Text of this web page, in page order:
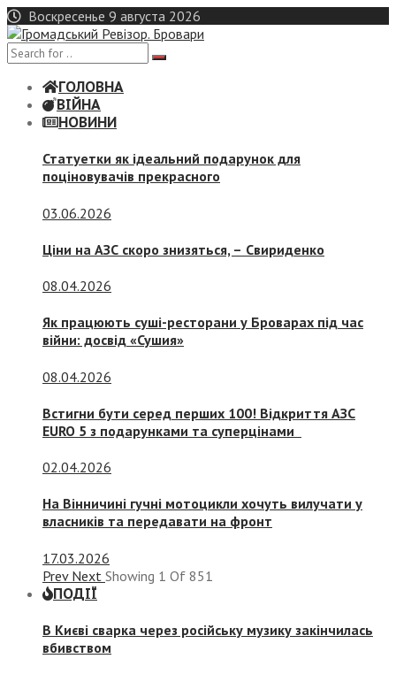
Skip
to
content
Воскресенье 9 августа 2026
ГОЛОВНА
ВІЙНА
НОВИНИ
Статуетки як ідеальний подарунок для
поціновувачів прекрасного
03.06.2026
Ціни на АЗС скоро знизяться, – Свириденко
08.04.2026
Як працюють суші-ресторани у Броварах під час
війни: досвід «Сушия»
08.04.2026
Встигни бути серед перших 100! Відкриття АЗС
EURO 5 з подарунками та суперцінами
02.04.2026
На Вінничині гучні мотоцикли хочуть вилучати у
власників та передавати на фронт
17.03.2026
Prev Next Showing 1 Of 851
ПОДІЇ
В Києві сварка через російську музику закінчилась
вбивством